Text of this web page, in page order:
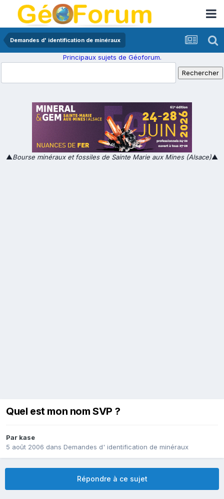
Demandes d' identification de minéraux
Principaux sujets de Géoforum.
▲Bourse minéraux et fossiles de Sainte Marie aux Mines (Alsace)▲
Quel est mon nom SVP ?
Par kase
5 août 2006 dans Demandes d' identification de minéraux
Répondre à ce sujet